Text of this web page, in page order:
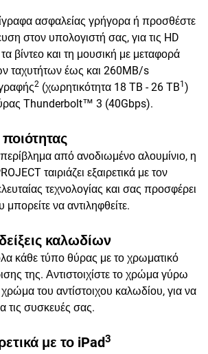
ασφαλείας γρήγορα ή προσθέστε
στον υπολογιστή σας, για τις HD
βίντεο και τη μουσική με μεταφορά
ταχυτήτων έως και 260MB/s
2 (χωρητικότητα 18 TB - 26 TB1 )
Thunderbolt™ 3 (40Gbps).
από ανοδιωμένο αλουμίνιο, η
ταιριάζει εξαιρετικά με τον
τεχνολογίας και σας προσφέρει
μπορείτε να αντιληφθείτε.
καλωδίων
κάθε τύπο θύρας με το χρωματικό
της. Αντιστοιχίστε το χρώμα γύρω
του αντίστοιχου καλωδίου, για να
τις συσκευές σας.
με το iPad3